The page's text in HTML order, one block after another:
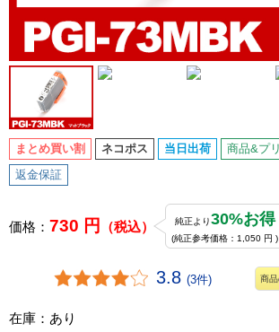
まとめ買い割 ネコポス 当日出荷 商品&プ
返金保証
価格： 730 円 （税込） 純正より30%お得
(純正参考価格：1,050 円 )
3.8 (3件) 商
在庫：あり